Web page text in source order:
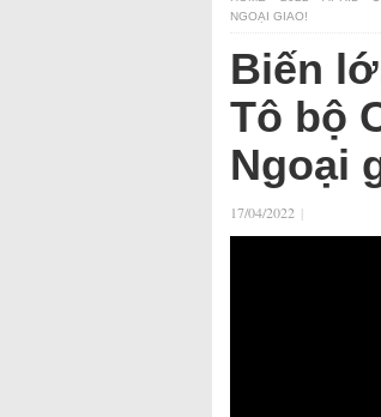
NGOẠI GIAO!
Biến
Tô bộ
Ngoại
17/04/2022 |